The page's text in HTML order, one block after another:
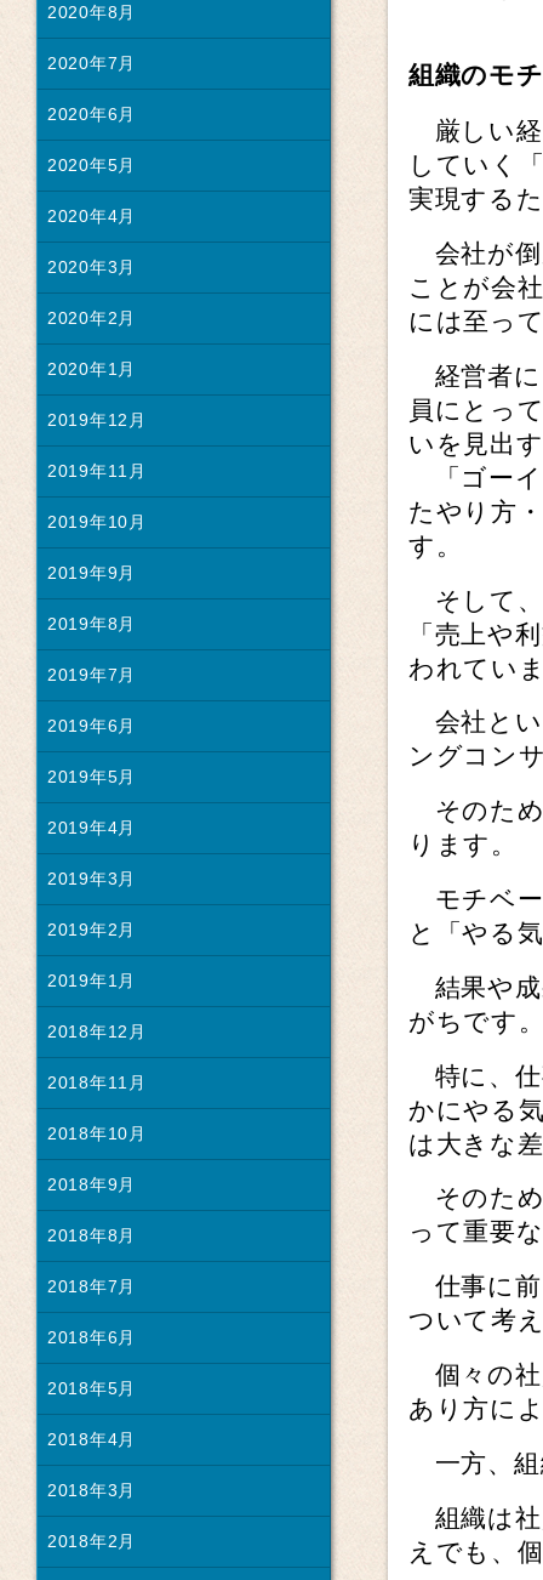
組織のモ
厳しい経
していく
実現する
会社が倒
ことが会
には至っ
経営者に
員にとっ
いを見出
「ゴーイ
たやり方
す。
そして、
「売上や
われてい
会社とい
ングコン
そのため
ります。
モチベー
と「やる
結果や成
がちです
特に、仕
かにやる
は大きな
そのため
って重要
仕事に前
ついて考
個々の社
あり方に
一方、組
組織は社
えでも、
2020年8月
2020年7月
2020年6月
2020年5月
2020年4月
2020年3月
2020年2月
2020年1月
2019年12月
2019年11月
2019年10月
2019年9月
2019年8月
2019年7月
2019年6月
2019年5月
2019年4月
2019年3月
2019年2月
2019年1月
2018年12月
2018年11月
2018年10月
2018年9月
2018年8月
2018年7月
2018年6月
2018年5月
2018年4月
2018年3月
2018年2月